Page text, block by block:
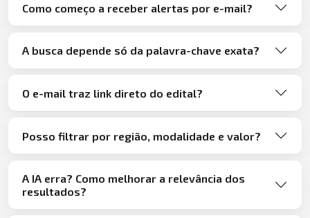
Como começo a receber alertas por e-mail?
A busca depende só da palavra-chave exata?
O e-mail traz link direto do edital?
Posso filtrar por região, modalidade e valor?
A IA erra? Como melhorar a relevância dos
resultados?